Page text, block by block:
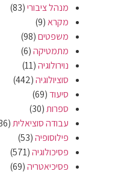
מנהל ציבורי(83)
מקרא(9)
משפטים(98)
מתמטיקה(6)
נוירולוגיה(11)
סוציולוגיה(442)
סיעוד(69)
ספרות(30)
עבודה סוציאלית(136)
פילוסופיה(53)
פסיכולוגיה(571)
פסיכיאטריה(69)